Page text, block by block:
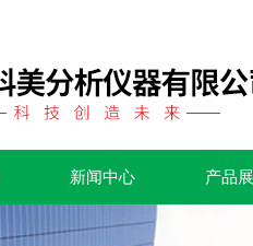
新闻中心 产品